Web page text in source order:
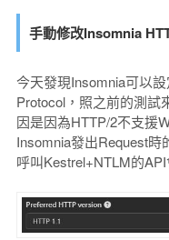
手動修改Insomnia
今天發現Insomnia可以
Protocol，照之前的測試
因是因為HTTP/2不支援
Insomnia發出Request時
呼叫Kestrel+NTLM的